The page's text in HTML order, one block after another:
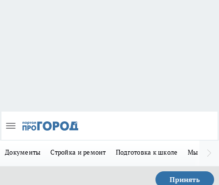
Документы Стройка и ремонт Подготовка к школе Мы в MAX
Принять